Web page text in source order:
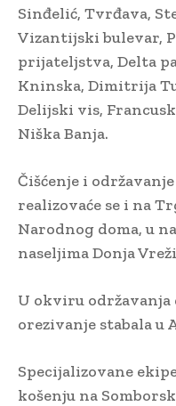
Sinđelić, Tvrđava,
Vizantijski bulevar,
prijateljstva, Delta
Kninska, Dimitrija
Delijski vis,
Niška Banja.
Čišćenje i
realizovaće se i na
Narodnog doma, u
naseljima Donja
U okviru
orezivanje stabala u
Specijalizovane
košenju na